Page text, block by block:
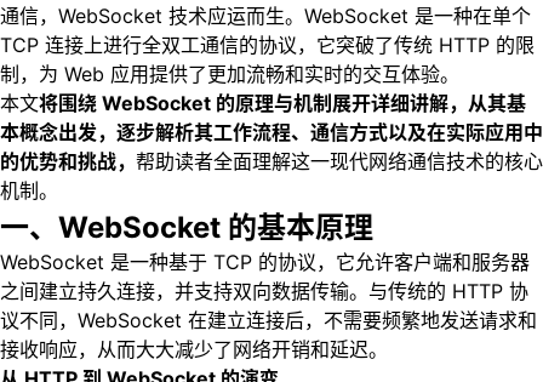
通信，WebSocket 技术应运而生。WebSocket 是一种在单个
TCP 连接上进行全双工通信的协议，它突破了传统 HTTP 的限
制，为 Web 应用提供了更加流畅和实时的交互体验。
本文将围绕 WebSocket 的原理与机制展开详细讲解，从其基
本概念出发，逐步解析其工作流程、通信方式以及在实际应用中
的优势和挑战， 帮助读者全面理解这一现代网络通信技术的核心
机制。
一、WebSocket 的基本原理
WebSocket 是一种基于 TCP 的协议，它允许客户端和服务器
之间建立持久连接，并支持双向数据传输。与传统的 HTTP 协
议不同，WebSocket 在建立连接后，不需要频繁地发送请求和
接收响应，从而大大减少了网络开销和延迟。